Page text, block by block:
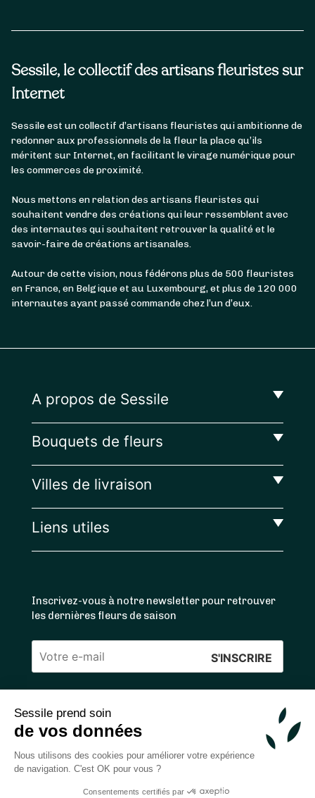
Sessile prend soin
de vos données
Nous utilisons des cookies pour améliorer votre expérience
de navigation. C'est OK pour vous ?
Consentements certifiés par
Sessile, le collectif des artisans fleuristes sur
Internet
Sessile est un collectif d’artisans fleuristes qui ambitionne de
redonner aux professionnels de la fleur la place qu’ils
méritent sur Internet, en facilitant le virage numérique pour
les commerces de proximité.
Nous mettons en relation des artisans fleuristes qui
souhaitent vendre des créations qui leur ressemblent avec
des internautes qui souhaitent retrouver la qualité et le
savoir-faire de créations artisanales.
Autour de cette vision, nous fédérons plus de 500 fleuristes
en France, en Belgique et au Luxembourg, et plus de 120 000
internautes ayant passé commande chez l’un d’eux.
A propos de Sessile
Bouquets de fleurs
Villes de livraison
Liens utiles
Inscrivez-vous à notre newsletter pour retrouver
les dernières fleurs de saison
ce
champ
vide.
4.4/5 ⭐ | 120 000+ bouquets livrés |
Achats 100% sécurisés
2026 — © Sessile SAS